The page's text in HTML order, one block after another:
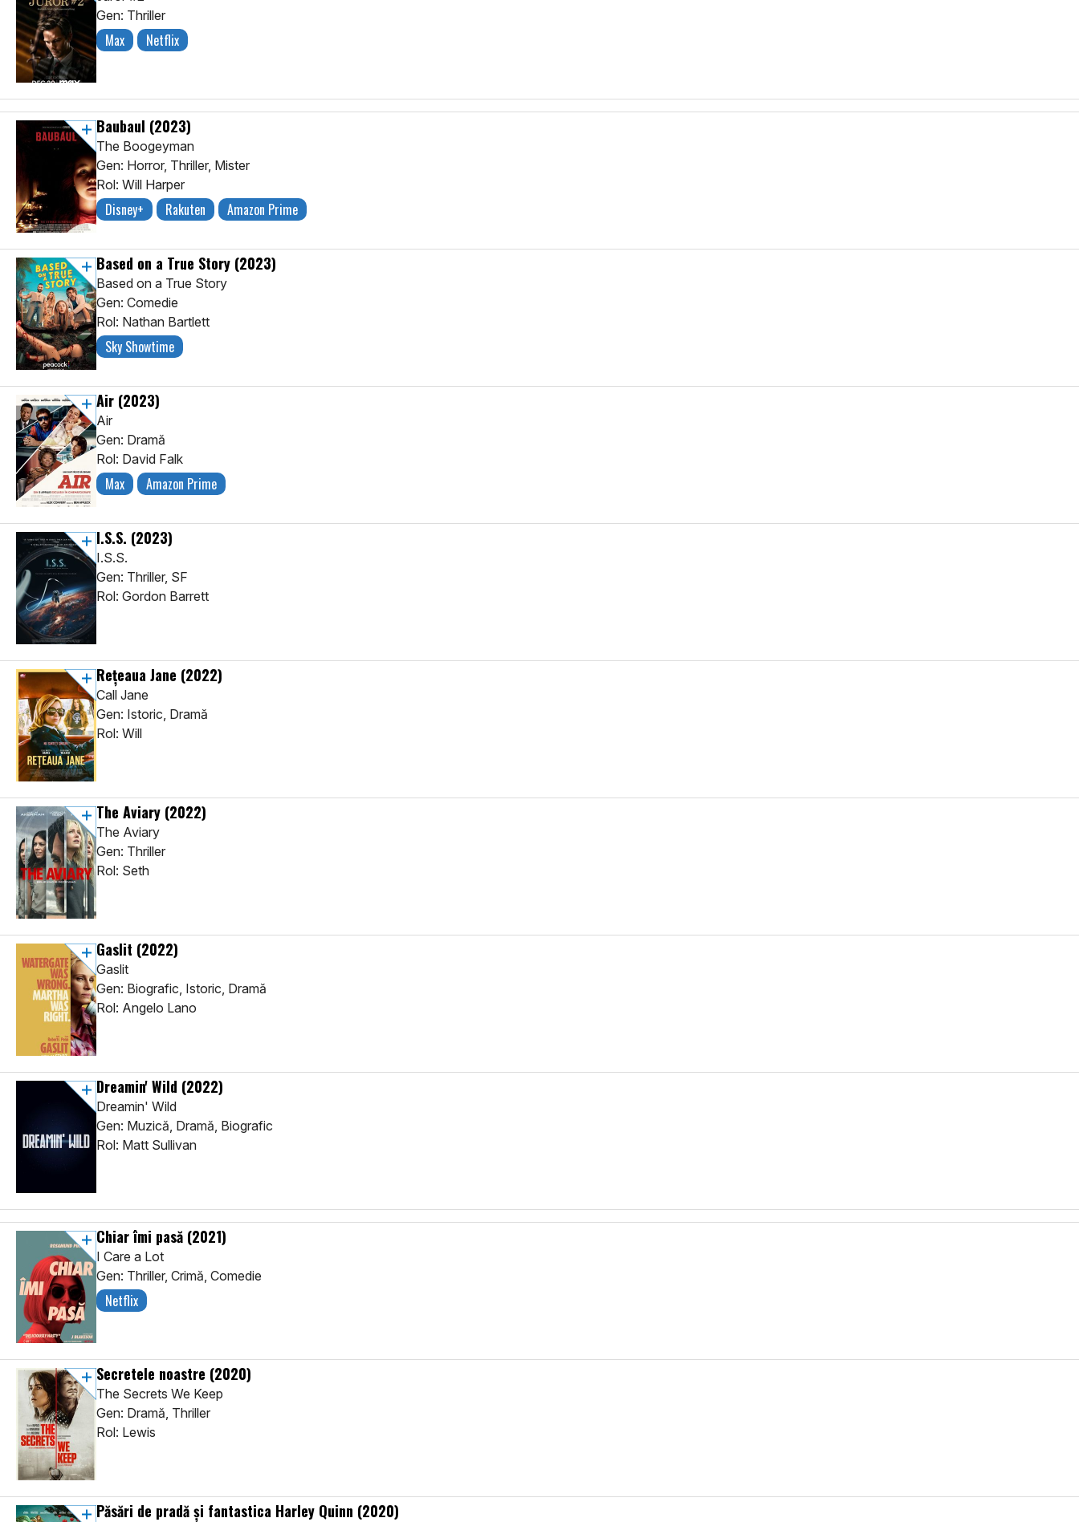
Gen: Thriller
Max Netflix
Baubaul (2023)
The Boogeyman
Gen: Horror, Thriller, Mister
Rol: Will Harper
Disney+ Rakuten Amazon Prime
Based on a True Story (2023)
Based on a True Story
Gen: Comedie
Rol: Nathan Bartlett
Sky Showtime
Air (2023)
Air
Gen: Dramă
Rol: David Falk
Max Amazon Prime
I.S.S. (2023)
I.S.S.
Gen: Thriller, SF
Rol: Gordon Barrett
Rețeaua Jane (2022)
Call Jane
Gen: Istoric, Dramă
Rol: Will
The Aviary (2022)
The Aviary
Gen: Thriller
Rol: Seth
Gaslit (2022)
Gaslit
Gen: Biografic, Istoric, Dramă
Rol: Angelo Lano
Dreamin' Wild (2022)
Dreamin' Wild
Gen: Muzică, Dramă, Biografic
Rol: Matt Sullivan
Chiar îmi pasă (2021)
I Care a Lot
Gen: Thriller, Crimă, Comedie
Netflix
Secretele noastre (2020)
The Secrets We Keep
Gen: Dramă, Thriller
Rol: Lewis
Păsări de pradă și fantastica Harley Quinn (2020)